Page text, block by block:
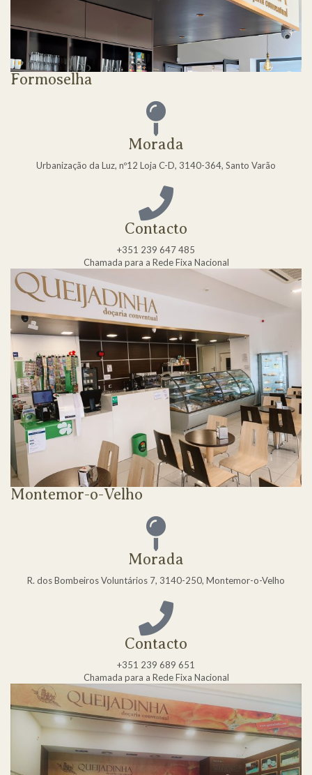
Formoselha
Morada
Urbanização da Luz, nº12 Loja C-D, 3140-364, Santo Varão
Contacto
+351 239 647 485
Chamada para a Rede Fixa Nacional
Montemor-o-Velho
Morada
R. dos Bombeiros Voluntários 7, 3140-250, Montemor-o-Velho
Contacto
+351 239 689 651
Chamada para a Rede Fixa Nacional